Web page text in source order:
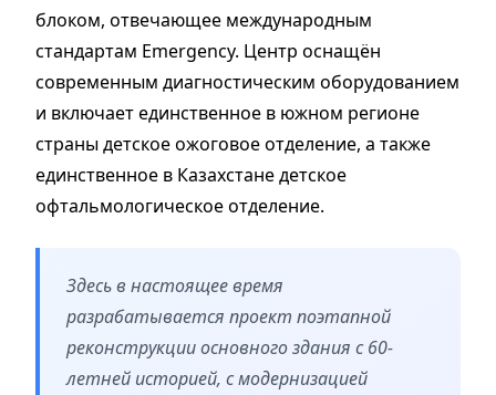
блоком, отвечающее международным
стандартам Emergency. Центр оснащён
современным диагностическим оборудованием
и включает единственное в южном регионе
страны детское ожоговое отделение, а также
единственное в Казахстане детское
офтальмологическое отделение.
Здесь в настоящее время
разрабатывается проект поэтапной
реконструкции основного здания с 60-
летней историей, с модернизацией